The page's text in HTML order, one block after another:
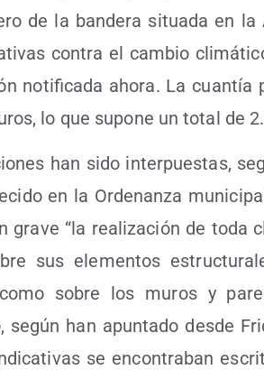
de la ban­de­ra situa­da en
con­tra el cam­bio
noti­fi­ca­da aho­ra. La
lo que supo­ne un total de
han sido inter­pues­tas,
en la Orde­nan­za
gra­ve “la rea­li­za­ción de toda
sus ele­men­tos
sobre los muros y
según han apun­ta­do des­de
se encon­tra­ban